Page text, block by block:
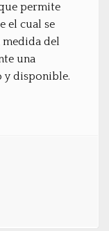
permite
el cual se
medida del
una
y disponible.